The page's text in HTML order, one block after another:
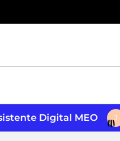
Digital MEO J